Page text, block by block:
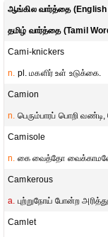
ஆங்கில வார்த்தை (English
தமிழ் வார்த்தை (Tamil
Cami-knickers
n. pl. மகளிர் உள் உடுக்கை.
Camion
n. பெரும்பாரப் பொறி
Camisole
n. கை வைத்தோ
Camkerous
a. புற்றுநோய் போன்ற
Camlet